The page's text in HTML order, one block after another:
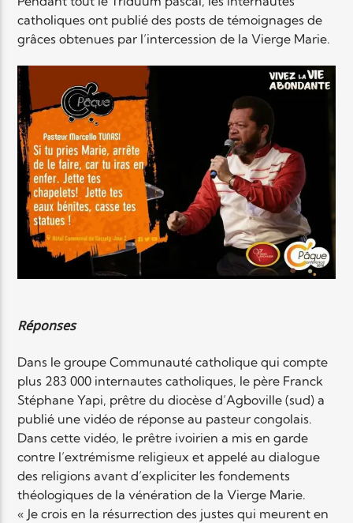
catholiques ont publié des posts de témoignages de
grâces obtenues par l’intercession de la Vierge Marie.
Réponses
Dans le groupe Communauté catholique qui compte
plus 283 000 internautes catholiques, le père Franck
Stéphane Yapi, prêtre du diocèse d’Agboville (sud) a
publié une vidéo de réponse au pasteur congolais.
Dans cette vidéo, le prêtre ivoirien a mis en garde
contre l’extrémisme religieux et appelé au dialogue
des religions avant d’expliciter les fondements
théologiques de la vénération de la Vierge Marie.
« Je crois en la résurrection des justes qui meurent en